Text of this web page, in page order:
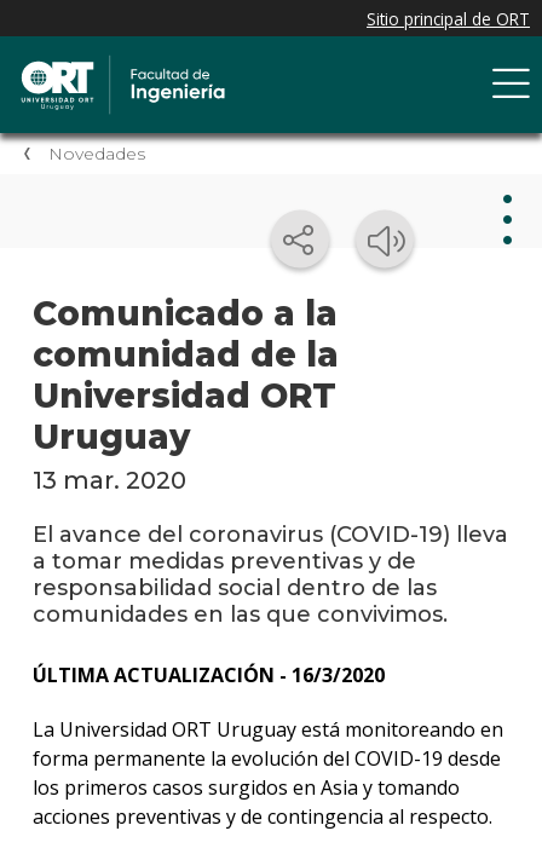
Novedades
Comunicado a la
comunidad de la
Universidad ORT
Uruguay
los
de
13 mar. 2020
El avance del coronavirus (COVID-19) lleva
a tomar medidas preventivas y de
responsabilidad social dentro de las
comunidades en las que convivimos.
ÚLTIMA ACTUALIZACIÓN - 16/3/2020
La Universidad ORT Uruguay está monitoreando en
forma permanente la evolución del COVID-19 desde
los primeros casos surgidos en Asia y tomando
acciones preventivas y de contingencia al respecto.